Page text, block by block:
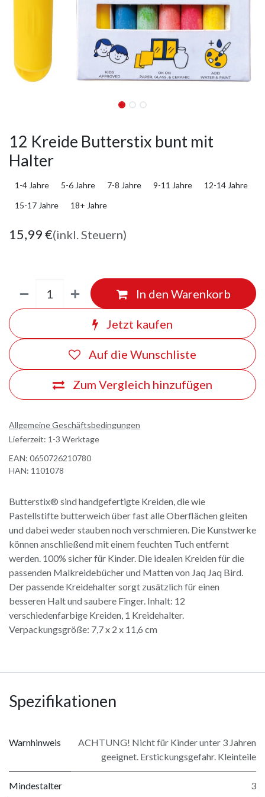
12 Kreide Butterstix bunt mit
Halter
1-4 Jahre 5-6 Jahre 7-8 Jahre 9-11 Jahre
12-14 Jahre
15-17 Jahre
18+ Jahre
15,99€(inkl. Steuern)
In den Warenkorb
Jetzt kaufen
Zum Vergleich hinzufügen
Auf die Wunschliste
Allgemeine Geschäftsbedingungen
Lieferzeit: 1-3 Werktage
EAN: 0650726210780
HAN: 1101078
Butterstix® sind handgefertigte Kreiden, die wie
Pastellstifte butterweich über fast alle Oberflächen gleiten
und dabei weder stauben noch verschmieren. Die Kunstwerke
können anschließend mit einem feuchten Tuch entfernt
werden. 100% sicher für Kinder. Die idealen Kreiden für die
passenden Malkreidebücher und Matten von Jaq Jaq Bird.
Der passende Kreidehalter sorgt zusätzlich für einen
besseren Halt und saubere Finger. Inhalt: 12
verschiedenfarbige Kreiden, 1 Kreidehalter.
Verpackungsgröße: 7,7 x 2 x 11,6 cm
Spezifikationen
Warnhinweis
ACHTUNG! Nicht für Kinder unter 3 Jahren
geeignet. Erstickungsgefahr. Kleinteile
Mindestalter 3